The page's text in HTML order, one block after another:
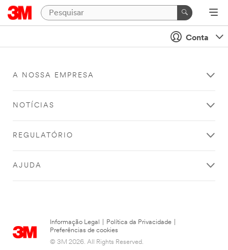
Conta
A NOSSA EMPRESA
NOTÍCIAS
REGULATÓRIO
AJUDA
Informação Legal Política da Privacidade
Preferências de cookies
© 3M 2026. All Rights Reserved.